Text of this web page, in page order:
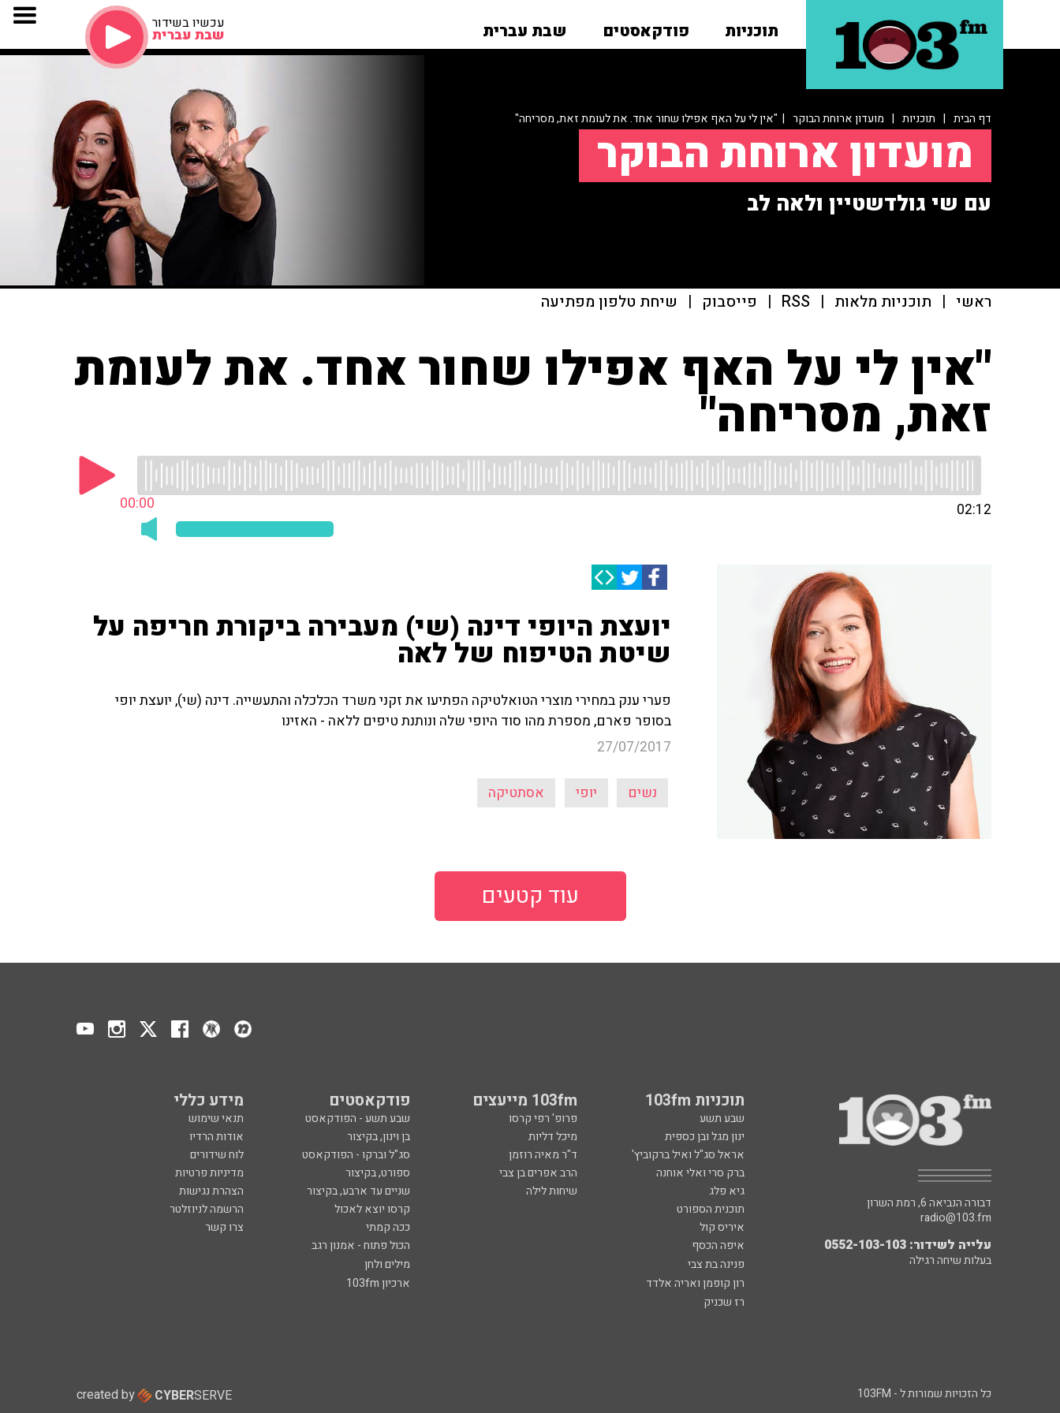
תוכניות פודקאסטים שבת עברית עכשיו בשידור
שבת עברית
דף הבית | תוכניות | מועדון ארוחת הבוקר | "אין לי על האף אפילו שחור אחד. את לעומת זאת, מסריחה"
מועדון ארוחת הבוקר
עם שי גולדשטיין ולאה לב
ראשי | תוכניות מלאות |
RSS
| פייסבוק | שיחת טלפון מפתיעה
"אין לי על האף אפילו שחור אחד. את לעומת
זאת, מסריחה"
00:00 02:12
יועצת היופי דינה (שי) מעבירה ביקורת חריפה על
שיטת הטיפוח של לאה
פערי ענק במחירי מוצרי הטואלטיקה הפתיעו את זקני משרד הכלכלה והתעשייה. דינה (שי), יועצת יופי
בסופר פארם, מספרת מהו סוד היופי שלה ונותנת טיפים ללאה - האזינו
27/07/2017
נשים יופי אסתטיקה
עוד קטעים
תוכניות 103fm 103fm מייעצים פודקאסטים מידע כללי
שבע תשע פרופ' רפי קרסו שבע תשע - הפודקאסט
תנאי שימוש
ינון מגל ובן כספית
מיכל דליות בן וינון, בקיצור
אודות הרדיו
אראל סג"ל ואיל ברקוביץ'
ד"ר מאיה רוזמן סג"ל וברקו - הפודקאסט
לוח שידורים
ברק סרי ואלי אוחנה
הרב אפרים בן צבי ספורט, בקיצור
מדיניות פרטיות
גיא פלג
שיחות לילה שניים עד ארבע, בקיצור
הצהרת נגישות
תוכנית הספורט
קרסו יוצא לאכול
הרשמה לניוזלטר
איריס קול
ככה קמתי
צרו קשר
איפה הכסף
הכול פתוח - אמנון רגב
פנינה בת צבי
מילים ולחן
רון קופמן ואריה אלדד
ארכיון 103fm
רז שכניק
דבורה הנביאה 6, רמת השרון
radio@103.fm
עלייה לשידור: 0552-103-103
בעלות שיחה רגילה
כל הזכויות שמורות ל - 103FM created by CYBERSERVE